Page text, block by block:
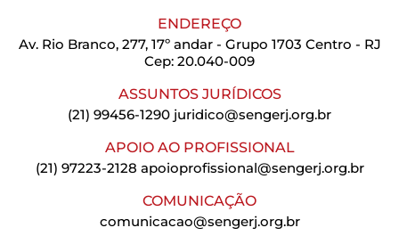
ENDEREÇO
Av. Rio Branco, 277, 17º andar - Grupo 1703 Centro - RJ
Cep: 20.040-009
ASSUNTOS JURÍDICOS
(21) 99456-1290 juridico@sengerj.org.br
APOIO AO PROFISSIONAL
(21) 97223-2128 apoioprofissional@sengerj.org.br
COMUNICAÇÃO
comunicacao@sengerj.org.br